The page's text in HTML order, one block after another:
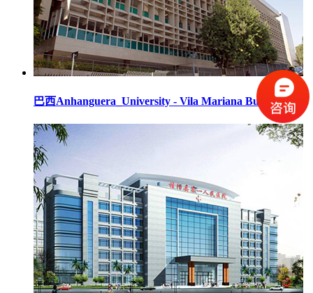
巴西Anhanguera_University - Vila Mariana Building